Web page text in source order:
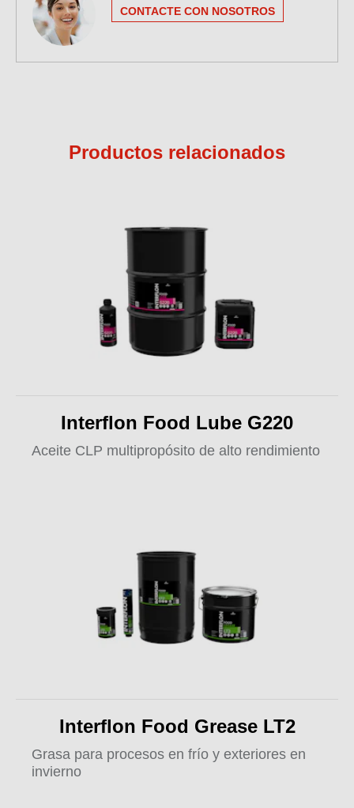
CONTACTE CON NOSOTROS
Productos relacionados
Interflon Food Lube G220
Aceite CLP multipropósito de alto rendimiento
Interflon Food Grease LT2
Grasa para procesos en frío y exteriores en
invierno